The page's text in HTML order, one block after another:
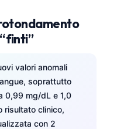
valori anomali
soprattutto
0,99 mg/dL e 1,0
risultato clinico,
con 2